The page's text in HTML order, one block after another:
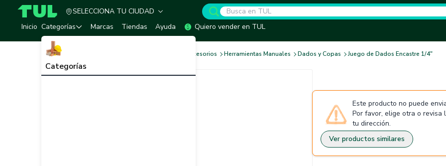
TUL - Tu Marketplace de Construcción
SELECCIONA TU CIUDAD
Inicio Categorías
Categorías
Marcas Tiendas Ayuda Quiero vender en TUL
Herramientas, Equipos y Accesorios Herramientas Manuales Dados y Copas Juego de Dados Encastre 1/4"
Este producto no puede
Por favor, elige otra o revisa
tu dirección.
Ver productos similares